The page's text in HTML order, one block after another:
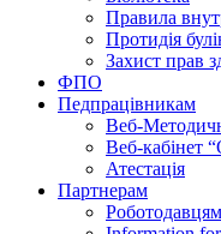
Правила
Протидія
Захист прав
ФПО
Педпрацівникам
Веб-
Веб-кабінет
Атестація
Партнерам
Роботодавцям